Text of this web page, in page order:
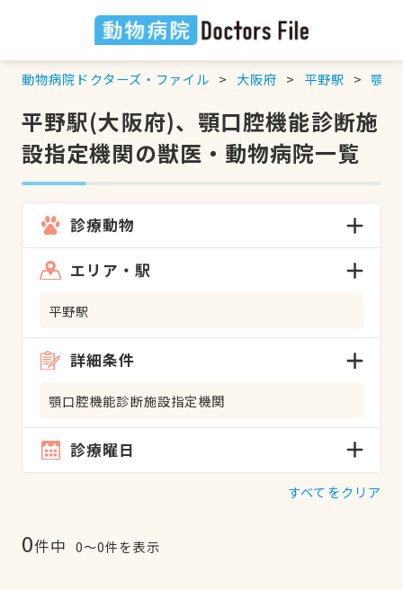
動物病院ドクターズ・ファイル 大阪府 平野駅 顎口
平野駅(大阪府)、顎口腔機能診断施
設指定機関の獣医・動物病院一覧
診療動物
エリア・駅
平野駅
詳細条件
顎口腔機能診断施設指定機関
診療曜日
すべてをクリア
0件中 0〜0件を表示